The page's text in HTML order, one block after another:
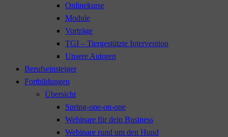
Onlinekurse
Module
Vorträge
TGI – Tiergestützte Intervention
Unsere Autoren
Berufseinsteiger
Fortbildungen
Übersicht
Spring-one-on-one
Webinare für dein Business
Webinare rund um den Hund